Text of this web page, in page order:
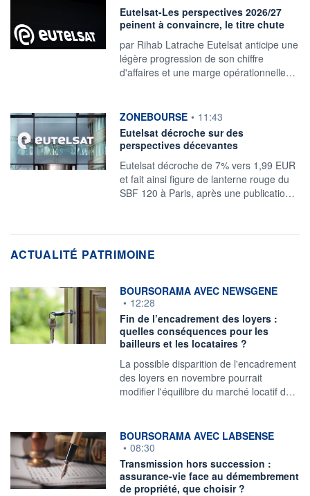
Eutelsat-Les perspectives 2026/27
peinent à convaincre, le titre chute
par Rihab Latrache Eutelsat anticipe une
légère progression ‌de son chiffre
d'affaires et une marge opérationnelle…
information fournie par
ZONEBOURSE • 11:43
Eutelsat décroche sur des
perspectives décevantes
Eutelsat décroche de 7% vers 1,99 EUR
et fait ainsi figure de lanterne rouge du
SBF 120 à Paris, après une publicatio…
ACTUALITÉ PATRIMOINE
information fournie par
BOURSORAMA AVEC NEWSGENE
• 12:28
Fin de l’encadrement des loyers :
quelles conséquences pour les
bailleurs et les locataires ?
La possible disparition de l'encadrement
des loyers en novembre pourrait
modifier l'équilibre du marché locatif d…
information fournie par
BOURSORAMA AVEC LABSENSE
• 08:30
Transmission hors succession :
assurance-vie face au démembrement
de propriété, que choisir ?